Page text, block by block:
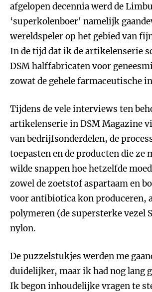
afgelopen decennia werd de
‘superkolenboer' namelijk
wereldspeler op het gebied van
In de tijd dat ik de artikelenserie
DSM halffabricaten voor
zowat de gehele farmaceutische
Tijdens de vele interviews ten
artikelenserie in DSM Magazine
van bedrijfsonderdelen, de
toepasten en de producten die ze
wilde snappen hoe hetzelfde
zowel de zoetstof aspartaam en
voor antibiotica kon produceren,
polymeren (de supersterke vezel
nylon.
De puzzelstukjes werden me
duidelijker, maar ik had nog lang
Ik begon inhoudelijke vragen te